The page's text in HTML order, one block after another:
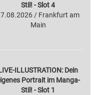
Stil! - Slot 4
/ Frankfurt am
Main
ILLUSTRATION: Dein
Portrait im Manga-
Stil! - Slot 1